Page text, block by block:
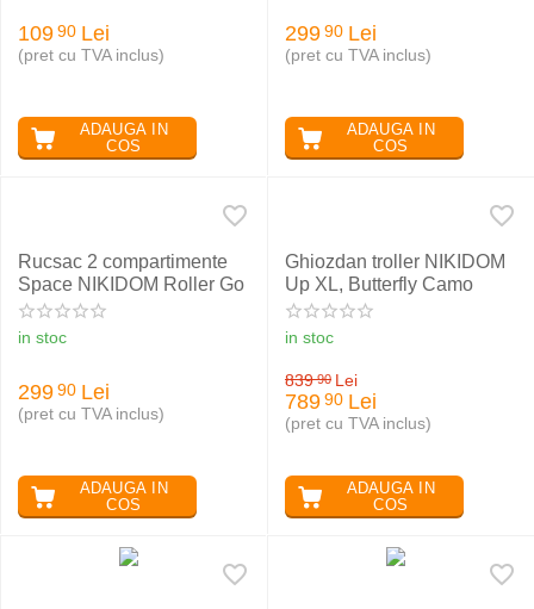
109 90 Lei
(pret cu TVA inclus)
ADAUGA IN
COS
299 90 Lei
(pret cu TVA inclus)
ADAUGA IN
COS
Rucsac 2 compartimente
Space NIKIDOM Roller Go
in stoc
299 90 Lei
(pret cu TVA inclus)
ADAUGA IN
COS
Ghiozdan troller NIKIDOM
Up XL, Butterfly Camo
in stoc
839 90 Lei
789 90 Lei
(pret cu TVA inclus)
ADAUGA IN
COS